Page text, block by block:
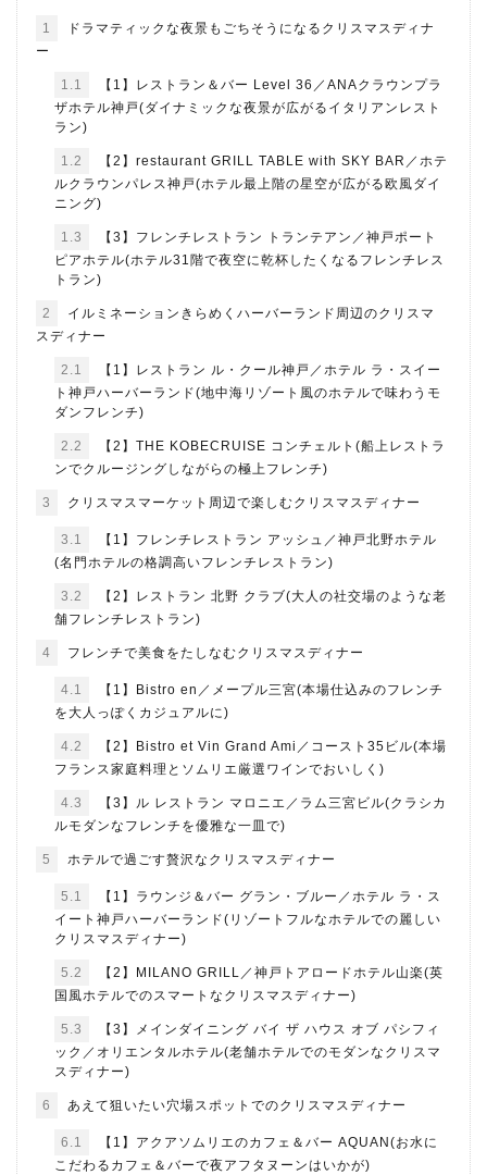
1
ドラマティックな夜景もごちそうになるクリスマスディナ
ー
1.1
【1】レストラン＆バー Level 36／ANAクラウンプラ
ザホテル神戸(ダイナミックな夜景が広がるイタリアンレスト
ラン)
1.2
【2】restaurant GRILL TABLE with SKY BAR／ホテ
ルクラウンパレス神戸(ホテル最上階の星空が広がる欧風ダイ
ニング)
1.3
【3】フレンチレストラン トランテアン／神戸ポート
ピアホテル(ホテル31階で夜空に乾杯したくなるフレンチレス
トラン)
2
イルミネーションきらめくハーバーランド周辺のクリスマ
スディナー
2.1
【1】レストラン ル・クール神戸／ホテル ラ・スイー
ト神戸ハーバーランド(地中海リゾート風のホテルで味わうモ
ダンフレンチ)
2.2
【2】THE KOBECRUISE コンチェルト(船上レストラ
ンでクルージングしながらの極上フレンチ)
3 クリスマスマーケット周辺で楽しむクリスマスディナー
3.1
【1】フレンチレストラン アッシュ／神戸北野ホテル
(名門ホテルの格調高いフレンチレストラン)
3.2
【2】レストラン 北野 クラブ(大人の社交場のような老
舗フレンチレストラン)
4 フレンチで美食をたしなむクリスマスディナー
4.1
【1】Bistro en／メープル三宮(本場仕込みのフレンチ
を大人っぽくカジュアルに)
4.2
【2】Bistro et Vin Grand Ami／コースト35ビル(本場
フランス家庭料理とソムリエ厳選ワインでおいしく)
4.3
【3】ル レストラン マロニエ／ラム三宮ビル(クラシカ
ルモダンなフレンチを優雅な一皿で)
5 ホテルで過ごす贅沢なクリスマスディナー
5.1
【1】ラウンジ＆バー グラン・ブルー／ホテル ラ・ス
イート神戸ハーバーランド(リゾートフルなホテルでの麗しい
クリスマスディナー)
5.2
【2】MILANO GRILL／神戸トアロードホテル山楽(英
国風ホテルでのスマートなクリスマスディナー)
5.3
【3】メインダイニング バイ ザ ハウス オブ パシフィ
ック／オリエンタルホテル(老舗ホテルでのモダンなクリスマ
スディナー)
6 あえて狙いたい穴場スポットでのクリスマスディナー
6.1
【1】アクアソムリエのカフェ＆バー AQUAN(お水に
こだわるカフェ＆バーで夜アフタヌーンはいかが)